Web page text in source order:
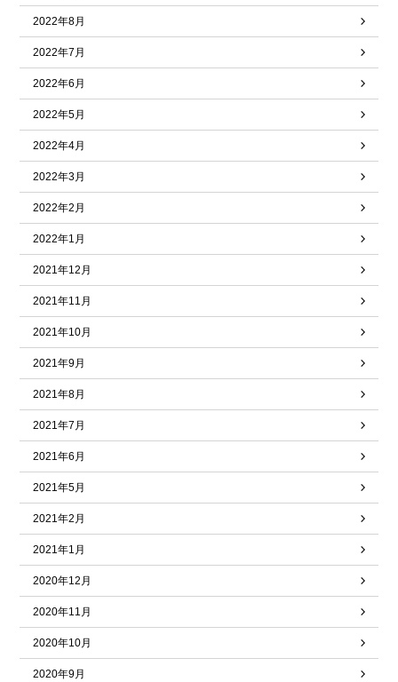
2022年8月
2022年7月
2022年6月
2022年5月
2022年4月
2022年3月
2022年2月
2022年1月
2021年12月
2021年11月
2021年10月
2021年9月
2021年8月
2021年7月
2021年6月
2021年5月
2021年2月
2021年1月
2020年12月
2020年11月
2020年10月
2020年9月